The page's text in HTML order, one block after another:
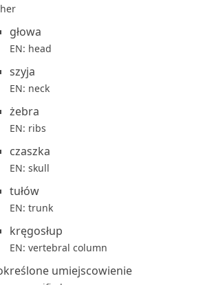
głowa
EN: head
szyja
EN: neck
żebra
EN: ribs
czaszka
EN: skull
tułów
EN: trunk
kręgosłup
EN: vertebral column
umiejscowienie